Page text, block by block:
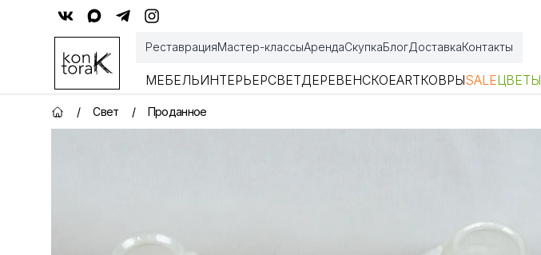
РеставрацияМастер-классыАрендаСкупкаБлогДоставкаКонтакты
МЕБЕЛЬИНТЕРЬЕРСВЕТДЕРЕВЕНСКОЕARTКОВРЫSALEЦВЕТЫ
Главная страница
/ Свет / Проданное